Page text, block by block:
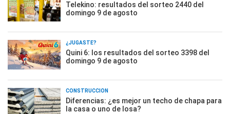
Telekino: resultados del sorteo 2440 del
domingo 9 de agosto
¿JUGASTE?
Quini 6: los resultados del sorteo 3398 del
domingo 9 de agosto
CONSTRUCCIÓN
Diferencias: ¿es mejor un techo de chapa para
la casa o uno de losa?